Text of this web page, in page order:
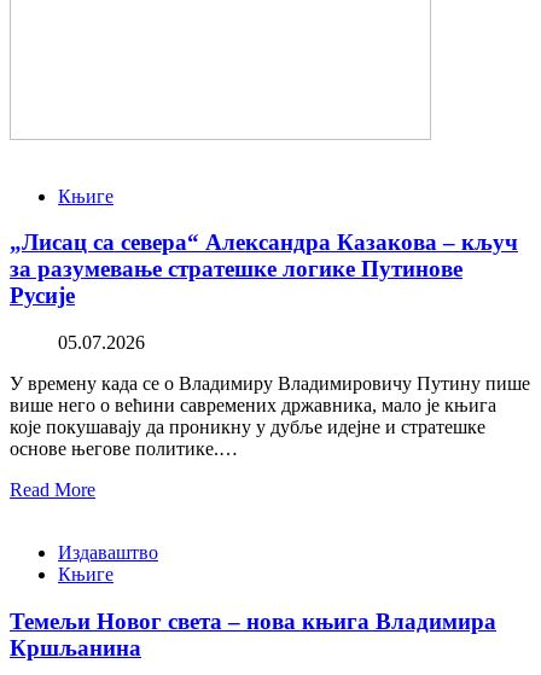
Књиге
„Лисац са севера“ Александра Казакова – кључ
за разумевање стратешке логике Путинове
Русије
05.07.2026
У времену када се о Владимиру Владимировичу Путину пише
више него о већини савремених државника, мало је књига
које покушавају да проникну у дубље идејне и стратешке
основе његове политике.…
Read More
Издаваштво
Књиге
Темељи Новог света – нова књига Владимира
Кршљанина